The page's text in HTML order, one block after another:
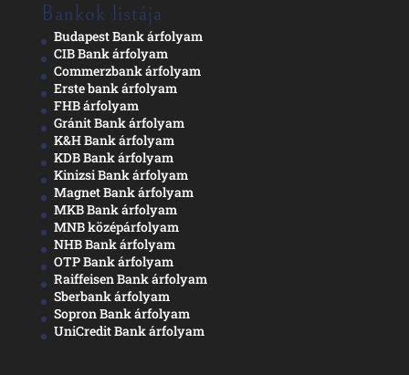
Bankok listája
Budapest Bank árfolyam
CIB Bank árfolyam
Commerzbank árfolyam
Erste bank árfolyam
FHB árfolyam
Gránit Bank árfolyam
K&H Bank árfolyam
KDB Bank árfolyam
Kinizsi Bank árfolyam
Magnet Bank árfolyam
MKB Bank árfolyam
MNB középárfolyam
NHB Bank árfolyam
OTP Bank árfolyam
Raiffeisen Bank árfolyam
Sberbank árfolyam
Sopron Bank árfolyam
UniCredit Bank árfolyam